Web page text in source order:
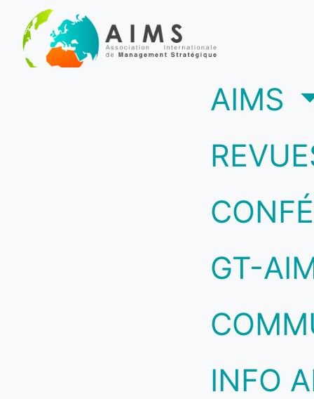
AIMS
GT-
INFO